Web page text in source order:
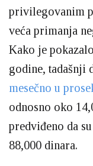
privilegovanim
veća primanja
Kako je
godine, tadašnji
mesečno u
odnosno oko
predviđeno da
88,000 dinara.